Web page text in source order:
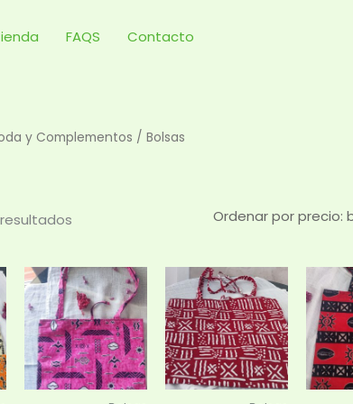
FAQS Contacto
y Complementos / Bolsas
precio:
bajo